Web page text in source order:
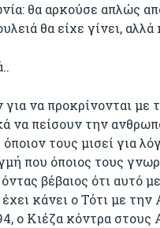
θα αρκούσε απλώς
θα είχε γίνει,
για να προκρίνονται με
να πείσουν την
τους μισεί για
που όποιος τους
βέβαιος ότι αυτό
κάνει ο Τότι με
ο Κιέζα κόντρα